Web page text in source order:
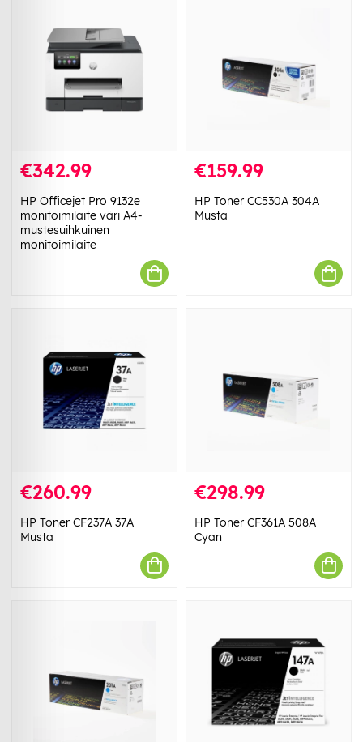
€342.99
HP Officejet Pro 9132e
monitoimilaite väri A4-
mustesuihkuinen
monitoimilaite
€159.99
HP Toner CC530A 304A
Musta
€260.99
HP Toner CF237A 37A
Musta
€298.99
HP Toner CF361A 508A
Cyan